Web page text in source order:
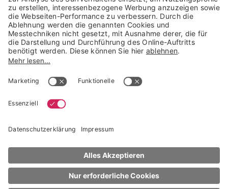
I WANNA HAVE
Trusted Shops Mitglied seit 2010
* unverbindliche Preisempfehlung der Verbundgruppe beauty alliance
NACH OBEN